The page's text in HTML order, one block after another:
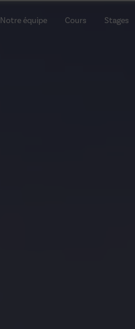
Notre équipe Cours Stages